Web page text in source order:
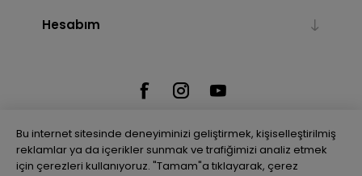
Hesabım
Powered bynopCommerce
Bu internet sitesinde deneyiminizi geliştirmek, kişiselleştirilmiş
reklamlar ya da içerikler sunmak ve trafiğimizi analiz etmek
için çerezleri kullanıyoruz. "Tamam"a tıklayarak, çerez